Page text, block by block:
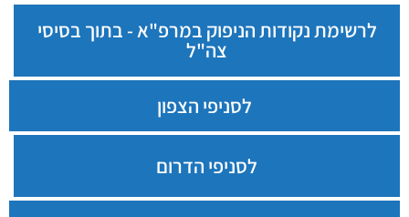
לרשימת נקודות הניפוק במרפ"א - בתוך בסיסי
צה"ל
לסניפי הצפון
לסניפי הדרום